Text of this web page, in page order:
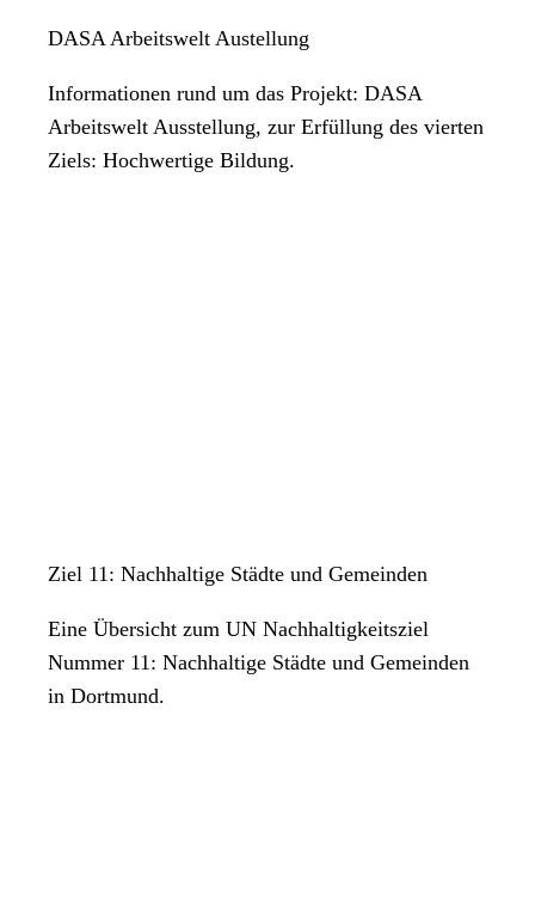
DASA Arbeitswelt Austellung
Informationen rund um das Projekt: DASA
Arbeitswelt Ausstellung, zur Erfüllung des vierten
Ziels: Hochwertige Bildung.
Ziel 11: Nachhaltige Städte und Gemeinden
Eine Übersicht zum UN Nachhaltigkeitsziel
Nummer 11: Nachhaltige Städte und Gemeinden
in Dortmund.